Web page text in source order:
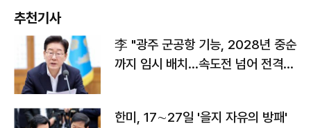
추천기사
李 "광주 군공항 기능, 2028년 중순
까지 임시 배치…속도전 넘어 전격
한미, 17∼27일 '을지 자유의 방패'